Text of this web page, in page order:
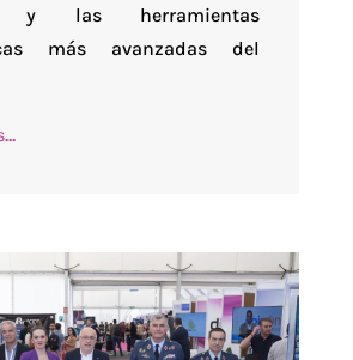
y las herramientas
más avanzadas del